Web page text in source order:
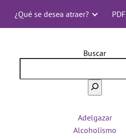
¿Qué se desea atraer? PDF
Buscar
Adelgazar
Alcoholismo